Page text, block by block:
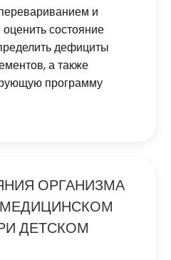
и
состояние
дефициты
а также
программу
ОРГАНИЗМА
ДЕТСКОМ